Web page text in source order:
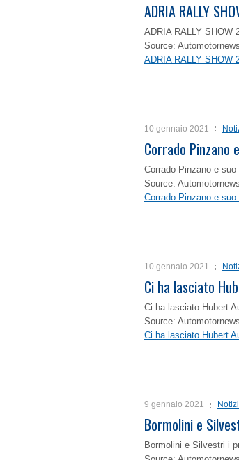
ADRIA RALLY
ADRIA RALLY SHOW
Source: Automotornews
ADRIA RALLY SHOW
10 gennaio 2021
Corrado Pinzano
Corrado Pinzano e
Source: Automotornews
Corrado Pinzano e
10 gennaio 2021
Ci ha lasciato
Ci ha lasciato Hubert
Source: Automotornews
Ci ha lasciato Hubert
9 gennaio 2021
Bormolini e
Bormolini e Silvestri i